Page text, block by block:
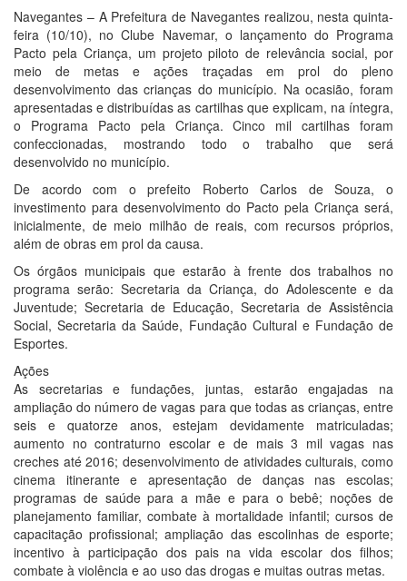
Navegantes – A Prefeitura de Navegantes realizou, nesta quinta-
feira (10/10), no Clube Navemar, o lançamento do Programa
Pacto pela Criança, um projeto piloto de relevância social, por
meio de metas e ações traçadas em prol do pleno
desenvolvimento das crianças do município. Na ocasião, foram
apresentadas e distribuídas as cartilhas que explicam, na íntegra,
o Programa Pacto pela Criança. Cinco mil cartilhas foram
confeccionadas, mostrando todo o trabalho que será
desenvolvido no município.
De acordo com o prefeito Roberto Carlos de Souza, o
investimento para desenvolvimento do Pacto pela Criança será,
inicialmente, de meio milhão de reais, com recursos próprios,
além de obras em prol da causa.
Os órgãos municipais que estarão à frente dos trabalhos no
programa serão: Secretaria da Criança, do Adolescente e da
Juventude; Secretaria de Educação, Secretaria de Assistência
Social, Secretaria da Saúde, Fundação Cultural e Fundação de
Esportes.
Ações
As secretarias e fundações, juntas, estarão engajadas na
ampliação do número de vagas para que todas as crianças, entre
seis e quatorze anos, estejam devidamente matriculadas;
aumento no contraturno escolar e de mais 3 mil vagas nas
creches até 2016; desenvolvimento de atividades culturais, como
cinema itinerante e apresentação de danças nas escolas;
programas de saúde para a mãe e para o bebê; noções de
planejamento familiar, combate à mortalidade infantil; cursos de
capacitação profissional; ampliação das escolinhas de esporte;
incentivo à participação dos pais na vida escolar dos filhos;
combate à violência e ao uso das drogas e muitas outras metas.